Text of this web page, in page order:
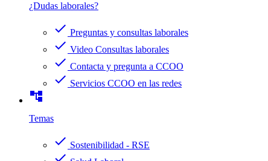
¿Dudas laborales?
check Preguntas y consultas laborales
check Video Consultas laborales
check Contacta y pregunta a CCOO
check Servicios CCOO en las redes
account_tree
Temas
check Sostenibilidad - RSE
check